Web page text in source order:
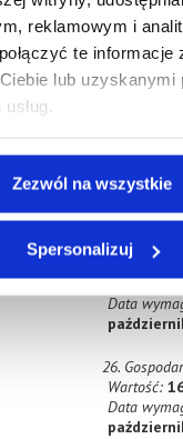
reklamowym i
te informacje
lub uzyskanymi
Zezwól na wszystkie
Spersonalizuj
23.
Wartość:
24.
Wartość:
Data
25.
Wartość:
Data
26.
Wartość:
Data